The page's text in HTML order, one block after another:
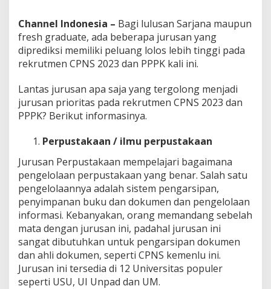
a
?
Channel Indonesia – Bagi lulusan Sarjana maupun
fresh graduate, ada beberapa jurusan yang
diprediksi memiliki peluang lolos lebih tinggi pada
rekrutmen CPNS 2023 dan PPPK kali ini.
Lantas jurusan apa saja yang tergolong menjadi
jurusan prioritas pada rekrutmen CPNS 2023 dan
PPPK? Berikut informasinya.
Perpustakaan / ilmu perpustakaan
Jurusan Perpustakaan mempelajari bagaimana
pengelolaan perpustakaan yang benar. Salah satu
pengelolaannya adalah sistem pengarsipan,
penyimpanan buku dan dokumen dan pengelolaan
informasi. Kebanyakan, orang memandang sebelah
mata dengan jurusan ini, padahal jurusan ini
sangat dibutuhkan untuk pengarsipan dokumen
dan ahli dokumen, seperti CPNS kemenlu ini.
Jurusan ini tersedia di 12 Universitas populer
seperti USU, UI Unpad dan UM.